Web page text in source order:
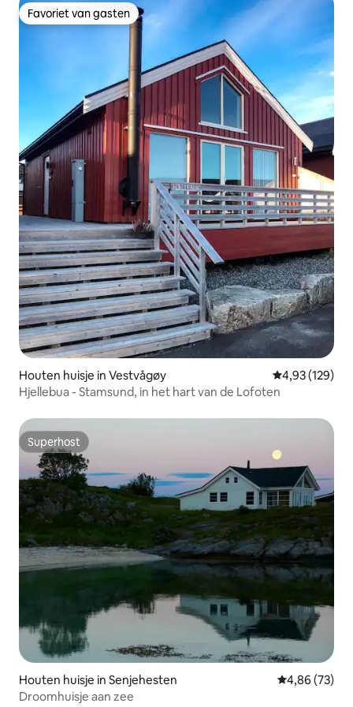
Favoriet van gasten
Favoriet van gasten
Houten huisje in Vestvågøy Gemiddelde
4,93 (129)
Hjellebua - Stamsund, in het hart van de Lofoten
Superhost
Superhost
Houten huisje in Senjehesten Gemiddelde
4,86 (73)
Droomhuisje aan zee